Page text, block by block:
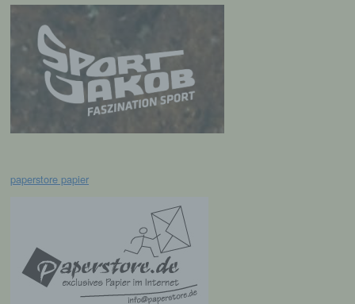
paperstore papier
Verarbeitung personenbezogener Daten, die
personenbezogenen Daten verwendet
werden, um bestimmte persönliche Aspekte,
die sich auf eine natürliche Person beziehen,
zu bewerten, insbesondere, um Aspekte
bezüglich Arbeitsleistung, wirtschaftlicher
Lage, Gesundheit, persönlicher Vorlieben,
Aufenthaltsort oder Ortswechsel dieser
f) Pseudonymisierung
Pseudonymisierung ist die Verarbeitung
personenbezogener Daten in einer Weise,
auf welche die personenbezogenen Daten
ohne Hinzuziehung zusätzlicher